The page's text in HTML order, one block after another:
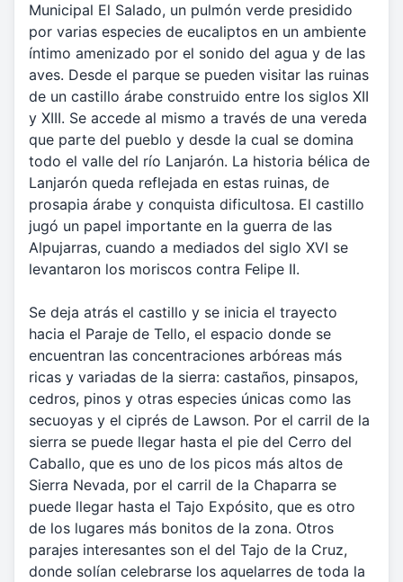
Municipal El Salado, un pulmón verde presidido
por varias especies de eucaliptos en un ambiente
íntimo amenizado por el sonido del agua y de las
aves. Desde el parque se pueden visitar las ruinas
de un castillo árabe construido entre los siglos XII
y XIII. Se accede al mismo a través de una vereda
que parte del pueblo y desde la cual se domina
todo el valle del río Lanjarón. La historia bélica de
Lanjarón queda reflejada en estas ruinas, de
prosapia árabe y conquista dificultosa. El castillo
jugó un papel importante en la guerra de las
Alpujarras, cuando a mediados del siglo XVI se
levantaron los moriscos contra Felipe II.
Se deja atrás el castillo y se inicia el trayecto
hacia el Paraje de Tello, el espacio donde se
encuentran las concentraciones arbóreas más
ricas y variadas de la sierra: castaños, pinsapos,
cedros, pinos y otras especies únicas como las
secuoyas y el ciprés de Lawson. Por el carril de la
sierra se puede llegar hasta el pie del Cerro del
Caballo, que es uno de los picos más altos de
Sierra Nevada, por el carril de la Chaparra se
puede llegar hasta el Tajo Expósito, que es otro
de los lugares más bonitos de la zona. Otros
parajes interesantes son el del Tajo de la Cruz,
donde solían celebrarse los aquelarres de toda la